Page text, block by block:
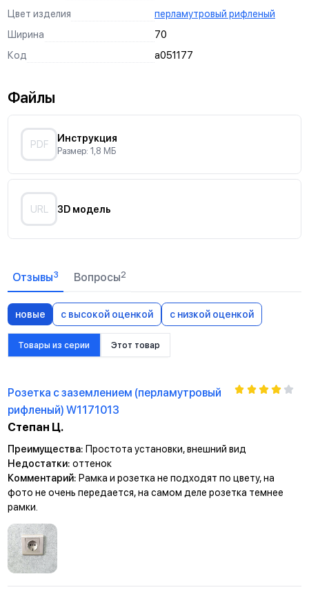
Простота монтажа
Установите подрозетник
Вставьте клавишу в механизм
Отверстия для монтажа винтами к стене
Анкерное крепление
Цвет изделия
перламутровый рифленый
Ширина
70
Код
a051177
Файлы
PDF
Инструкция
Размер: 1,8 МБ
URL 3D модель
Отзывы3 Вопросы2
новые с высокой оценкой с низкой оценкой
Товары из серии Этот товар
Розетка с заземлением (перламутровый
рифленый) W1171013
Степан Ц.
Преимущества: Простота установки, внешний вид
Недостатки: оттенок
Комментарий: Рамка и розетка не подходят по цвету, на
фото не очень передается, на самом деле розетка темнее
рамки.